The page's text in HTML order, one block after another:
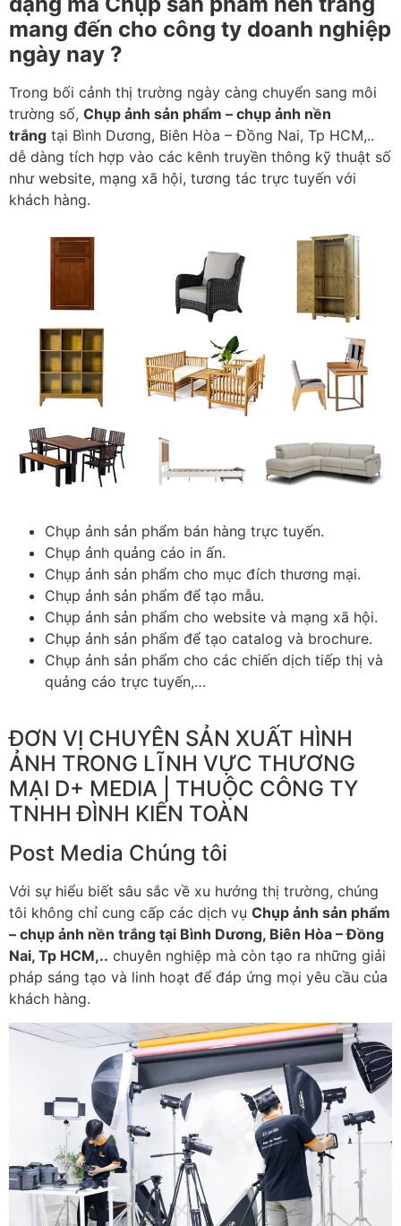
mang đến cho công ty doanh nghiệp
ngày nay ?
Trong bối cảnh thị trường ngày càng chuyển sang môi
trường số, Chụp ảnh sản phẩm – chụp ảnh nền
trắng tại Bình Dương, Biên Hòa – Đồng Nai, Tp HCM,..
dễ dàng tích hợp vào các kênh truyền thông kỹ thuật số
như website, mạng xã hội, tương tác trực tuyến với
khách hàng.
Chụp ảnh sản phẩm bán hàng trực tuyến.
Chụp ảnh quảng cáo in ấn.
Chụp ảnh sản phẩm cho mục đích thương mại.
Chụp ảnh sản phẩm để tạo mẫu.
Chụp ảnh sản phẩm cho website và mạng xã hội.
Chụp ảnh sản phẩm để tạo catalog và brochure.
Chụp ảnh sản phẩm cho các chiến dịch tiếp thị và
quảng cáo trực tuyến,…
ĐƠN VỊ CHUYÊN SẢN XUẤT HÌNH
ẢNH TRONG LĨNH VỰC THƯƠNG
MẠI D+ MEDIA | THUỘC CÔNG TY
TNHH ĐÌNH KIẾN TOÀN
Post Media Chúng tôi
Với sự hiểu biết sâu sắc về xu hướng thị trường, chúng
tôi không chỉ cung cấp các dịch vụ Chụp ảnh sản phẩm
– chụp ảnh nền trắng tại Bình Dương, Biên Hòa – Đồng
Nai, Tp HCM,.. chuyên nghiệp mà còn tạo ra những giải
pháp sáng tạo và linh hoạt để đáp ứng mọi yêu cầu của
khách hàng.